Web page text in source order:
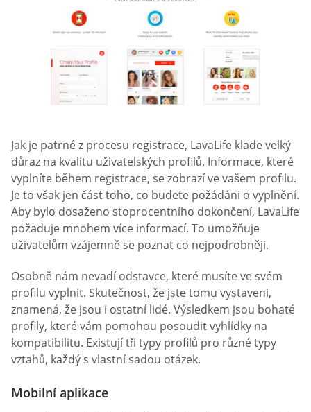
Jak je patrné z procesu registrace, LavaLife klade velký
důraz na kvalitu uživatelských profilů. Informace, které
vyplníte během registrace, se zobrazí ve vašem profilu.
Je to však jen část toho, co budete požádáni o vyplnění.
Aby bylo dosaženo stoprocentního dokončení, LavaLife
požaduje mnohem více informací. To umožňuje
uživatelům vzájemně se poznat co nejpodrobněji.
Osobně nám nevadí odstavce, které musíte ve svém
profilu vyplnit. Skutečnost, že jste tomu vystaveni,
znamená, že jsou i ostatní lidé. Výsledkem jsou bohaté
profily, které vám pomohou posoudit vyhlídky na
kompatibilitu. Existují tři typy profilů pro různé typy
vztahů, každý s vlastní sadou otázek.
Mobilní aplikace